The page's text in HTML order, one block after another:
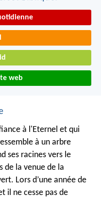
web
à l'Eternel et qui
à un arbre
ses racines vers le
de la venue de la
Lors d’une année de
il ne cesse pas de